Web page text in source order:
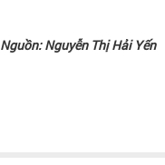
Nguồn: Nguyễn Thị Hải Yến